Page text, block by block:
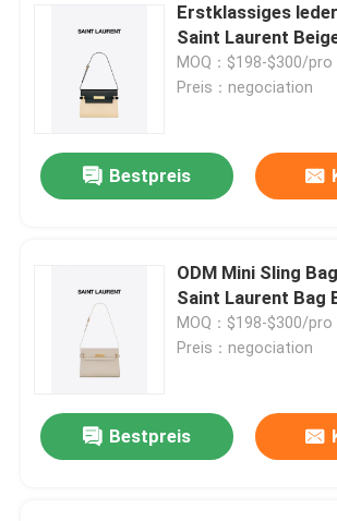
Erstklassiges
Saint Laurent
MOQ：$198-$300/
Preis：negociation
Bestpreis
ODM Mini Sling
Saint Laurent Bag
MOQ：$198-$300/
Preis：negociation
Bestpreis